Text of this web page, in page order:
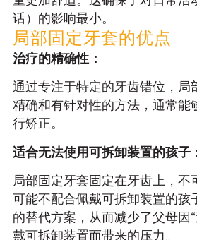
话）的影响最小。
局部固定牙套的优点
治疗的精确性：
通过专注于特定的牙齿错位，局
精确和有针对性的方法，通常能
行矫正。
适合无法使用可拆卸装置的孩子
局部固定牙套固定在牙齿上，不
可能不配合佩戴可拆卸装置的孩
的替代方案，从而减少了父母因
戴可拆卸装置而带来的压力。